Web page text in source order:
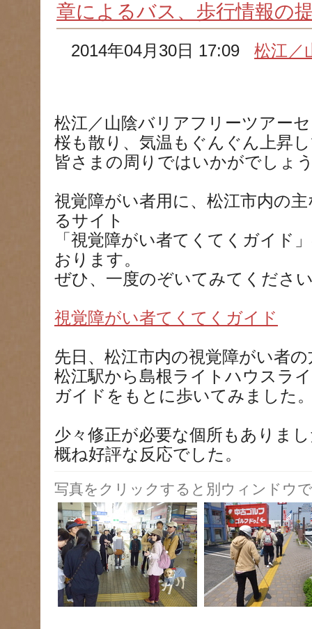
章によるバス、歩行情報の
2014年04月30日 17:09松江／
松江／山陰バリアフリーツアー
桜も散り、気温もぐんぐん上昇
皆さまの周りではいかがでしょ
視覚障がい者用に、松江市内の
るサイト
「視覚障がい者てくてくガイド
おります。
ぜひ、一度のぞいてみてくださ
視覚障がい者てくてくガイド
先日、松江市内の視覚障がい者
松江駅から島根ライトハウスラ
ガイドをもとに歩いてみました
少々修正が必要な個所もありま
概ね好評な反応でした。
写真をクリックすると別ウィンドウ